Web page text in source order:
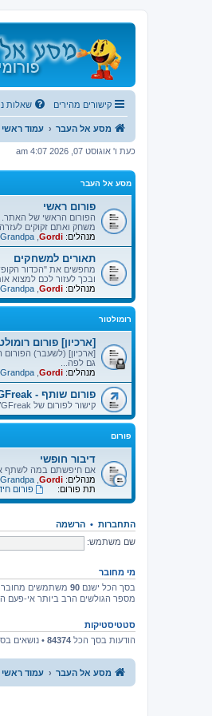
קישורים מהירים שאלות
מסע אל העבר עמוד ראשי
כעת ו' אוגוסט 07, 2026 4:07 am
מסע אל העבר
פורום ראשי
הפורום הראשי של
משחק ואתם זקוקים
מנהלים: Gordi
תאורים למשחקים
מחפשים את "הכדור
ובכך לעזור לכם למצוא
מנהלים: Gordi
רומולטור
[ארכיון] פורום
[ארכיון] (לשעבר)
גם לפה...
מנהלים: Gordi
פורום שותף - VGFreak
קישור לפורום של VGFreak - אתר העוסק בקונסולות, רומים ואמולטורים.
פורום
דיבור חופשי
אם חיפשתם במה לשתף את
מנהלים: Gordi
תת פורום:
פורום
התחברות • הרשמה
שם משתמש:
מי מחובר
בסך הכל ישנם 90 משתמשים מחוברים :: 2 רשומים, 0 מוסתרים ו 88 אורחים (מבוסס על משתמשים פעילים
מספר הגולשים הרב ביותר אי-פעם
סטטיסטיקות
הודעות בסך הכל 84374 • נושאים
מסע אל העבר עמוד ראשי